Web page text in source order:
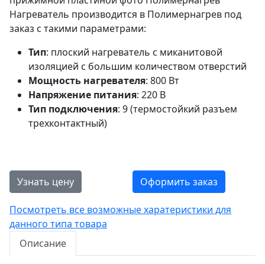
Нагреватель производится в Полимернагрев под
заказ с такими параметрами:
Тип: плоский нагреватель с миканитовой
изоляцией с большим количеством отверстий
Мощность нагревателя: 800 Вт
Напряжение питания: 220 В
Тип подключения: 9 (термостойкий разъем
трехконтактный)
Узнать цену Оформить заказ
Посмотреть все возможные харатеристики для
данного типа товара
Описание